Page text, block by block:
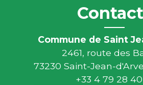
Commune de Saint
2461, route des
73230 Saint-Jean-
+33 4 79 28 40